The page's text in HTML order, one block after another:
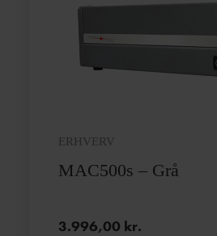
ERHVERV
MAC500s – Grå
3.996,00 kr.